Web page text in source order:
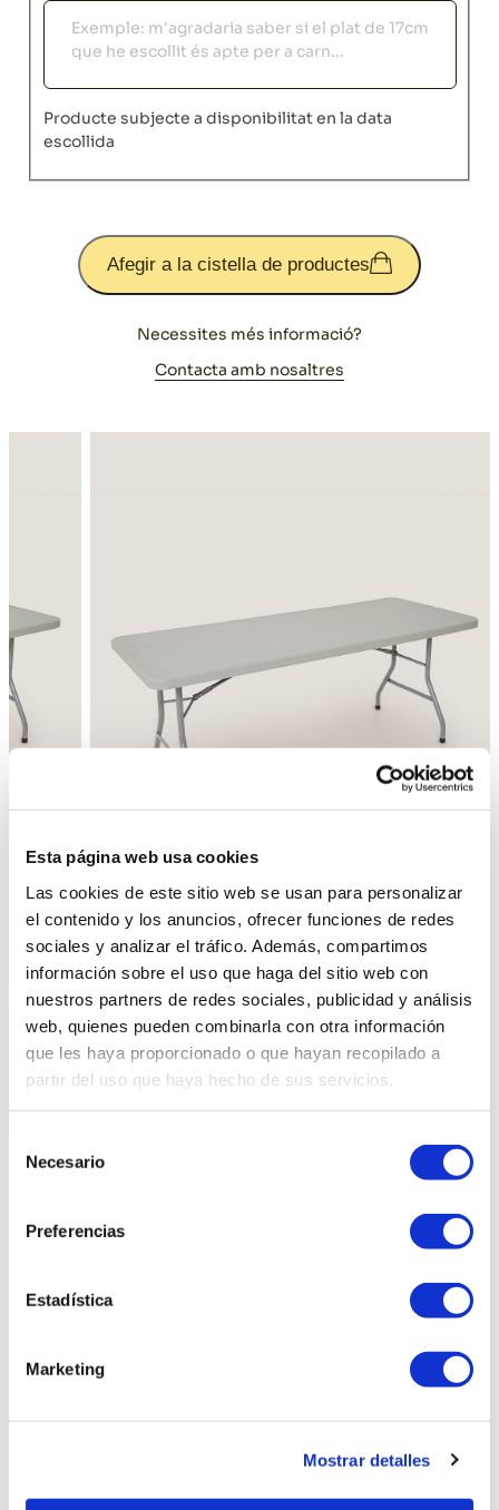
Esta página web usa cookies
Las cookies de este sitio web se usan para personalizar
el contenido y los anuncios, ofrecer funciones de redes
sociales y analizar el tráfico. Además, compartimos
información sobre el uso que haga del sitio web con
nuestros partners de redes sociales, publicidad y análisis
web, quienes pueden combinarla con otra información
que les haya proporcionado o que hayan recopilado a
partir del uso que haya hecho de sus servicios.
Necesario
Preferencias
Estadística
Marketing
Mostrar detalles
Observacions
Producte subjecte a disponibilitat en la data
escollida
Afegir a la cistella de productes
Necessites més informació?
Contacta amb nosaltres
Enrere Següent
Productes relacionats